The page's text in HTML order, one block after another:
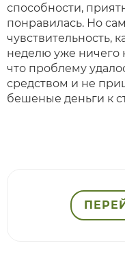
способности,
понравилась. Но
чувствительность,
неделю уже ничего
что проблему
средством и не
бешеные деньги к